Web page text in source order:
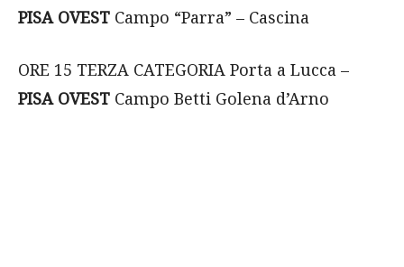
PISA OVEST Campo “Parra” – Cascina
ORE 15 TERZA CATEGORIA Porta a Lucca –
PISA OVEST Campo Betti Golena d’Arno